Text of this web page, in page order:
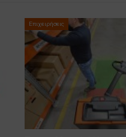
Επιχειρήσεις